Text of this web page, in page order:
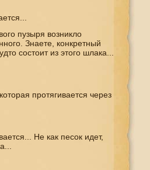
пузыря возникло
Знаете, конкретный
состоит из этого шлака...
протягивается через
Не как песок идет,